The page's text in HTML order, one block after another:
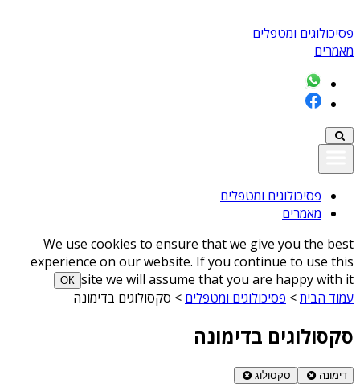
פסיכולוגים ומטפלים
מאמרים
פסיכולוגים ומטפלים
מאמרים
We use cookies to ensure that we give you the best
experience on our website. If you continue to use this
site we will assume that you are happy with it
ОК
עמוד הבית> פסיכולוגים ומטפלים > סקסולוגים בדימונה
סקסולוגים בדימונה
דימונה סקסולוג